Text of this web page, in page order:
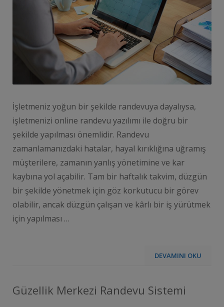
İşletmeniz yoğun bir şekilde randevuya dayalıysa,
işletmenizi online randevu yazılımı ile doğru bir
şekilde yapılması önemlidir. Randevu
zamanlamanızdaki hatalar, hayal kırıklığına uğramış
müşterilere, zamanın yanlış yönetimine ve kar
kaybına yol açabilir. Tam bir haftalık takvim, düzgün
bir şekilde yönetmek için göz korkutucu bir görev
olabilir, ancak düzgün çalışan ve kârlı bir iş yürütmek
için yapılması …
DEVAMINI OKU
Güzellik Merkezi Randevu Sistemi